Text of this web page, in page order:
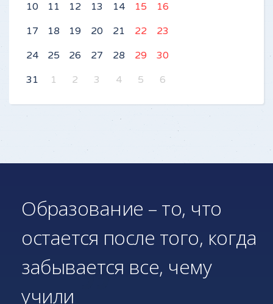
10
11 12 13 14 15
16
17
18 19 20 21 22
23
24
25 26 27 28 29
30
31
1 2 3 4 5 6
Образование – то, что
остается после того, когда
забывается все, чему
учили